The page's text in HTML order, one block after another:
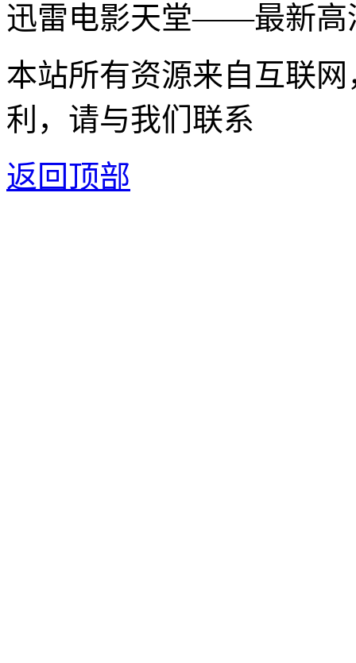
迅雷电影天堂——最新高
本站所有资源来自互联
利，请与我们联系
返回顶部